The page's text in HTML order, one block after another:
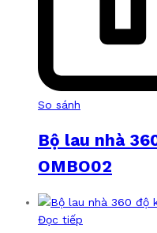
So sánh
Bộ lau nhà
OMBO02
Đọc tiếp